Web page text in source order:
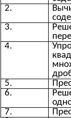
2.
3.
4.
5.
6.
7.